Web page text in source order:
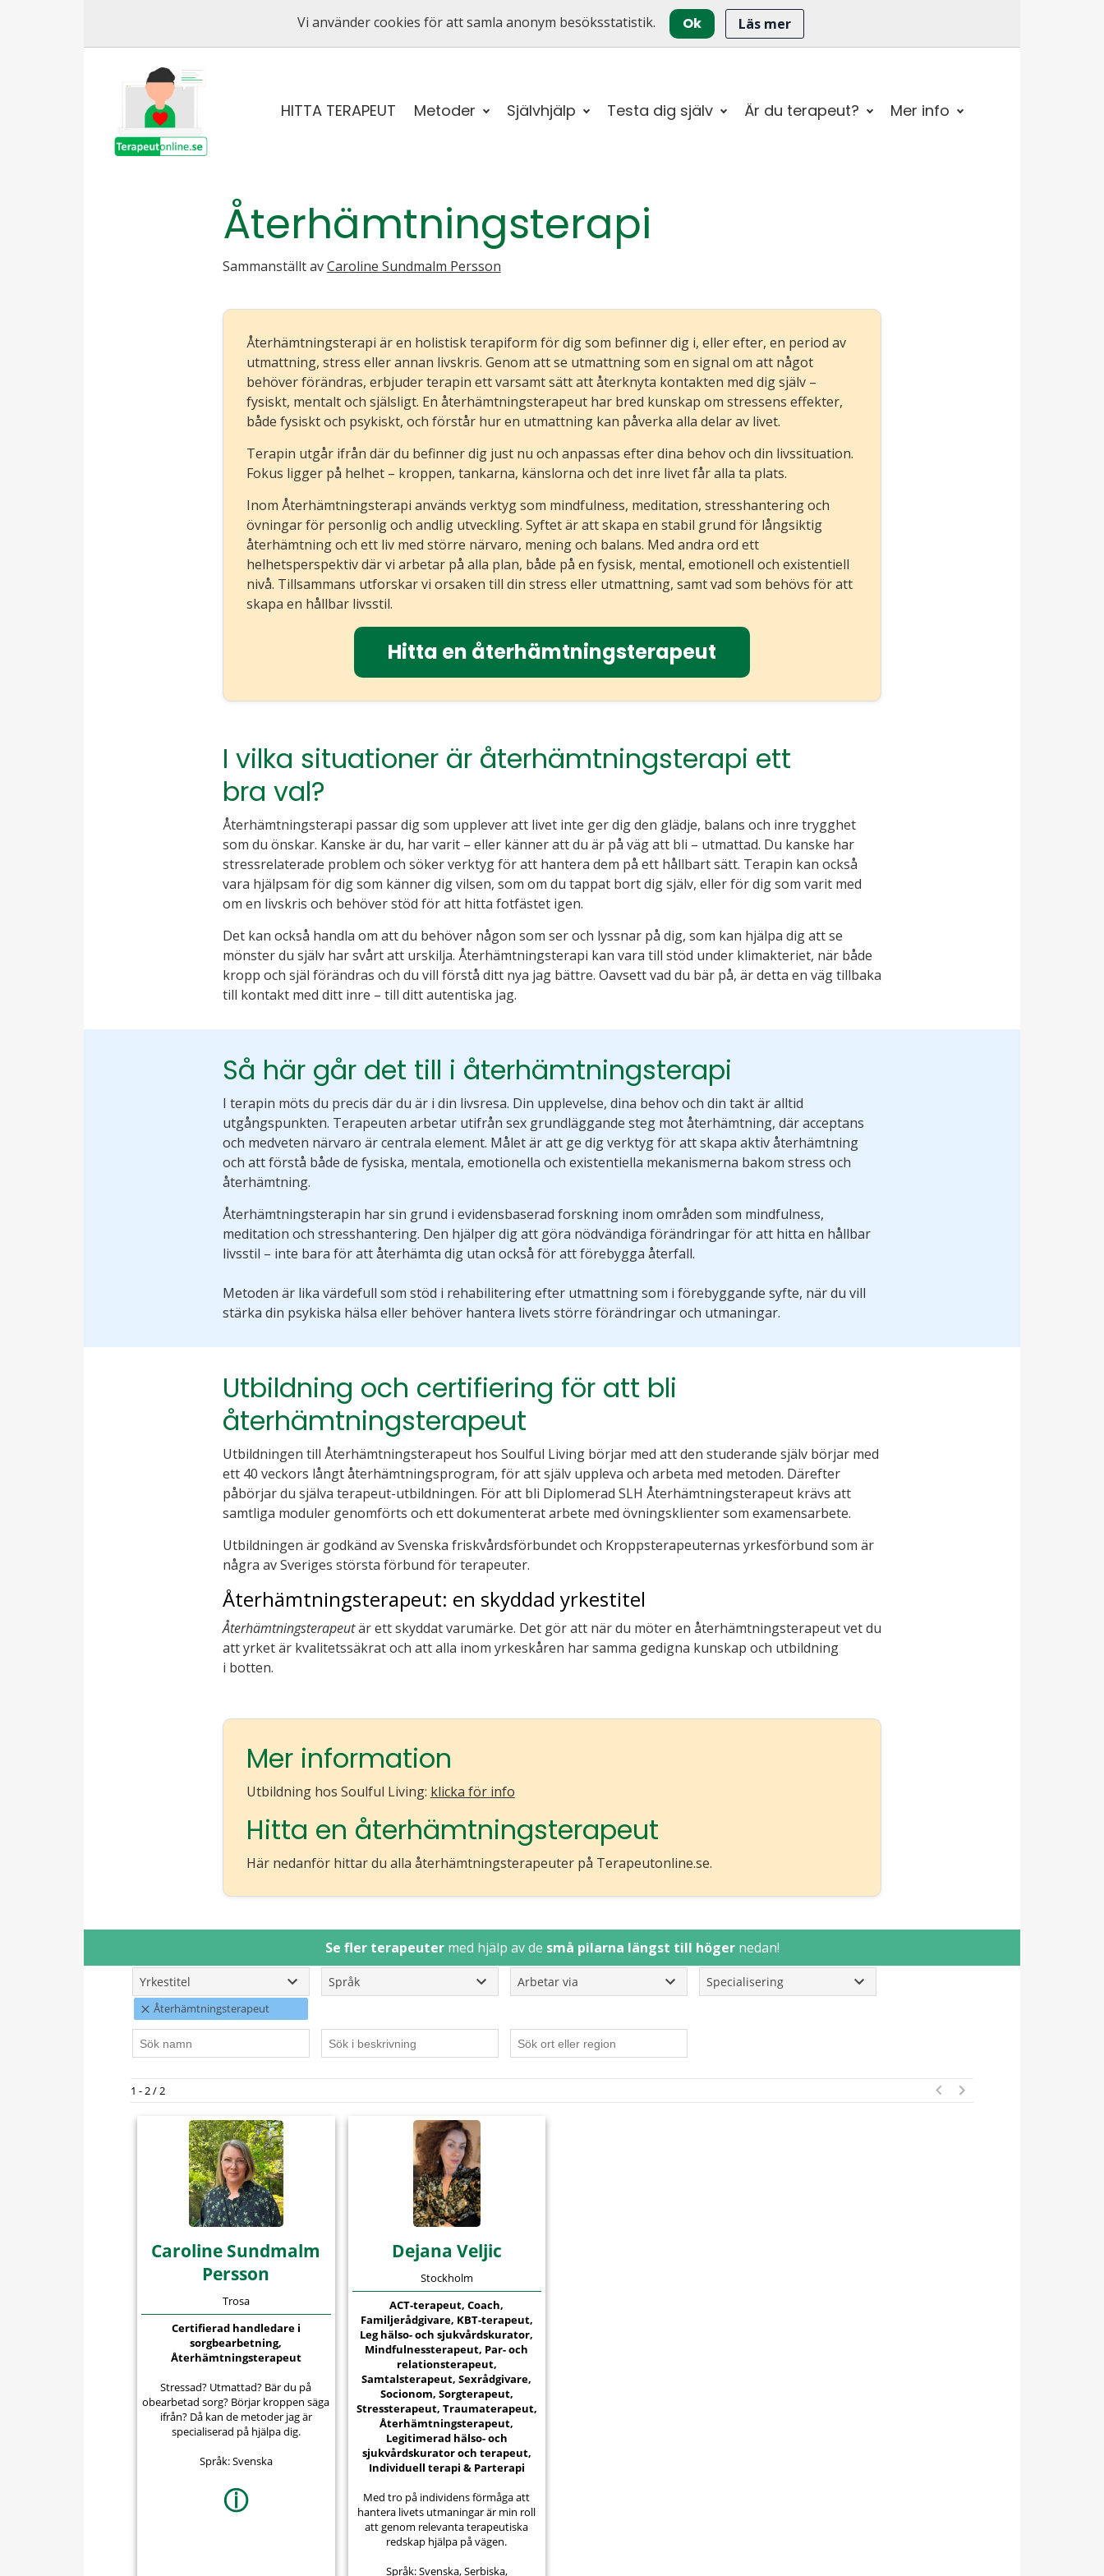
Vi använder cookies för att samla anonym besöksstatistik. Ok Läs mer
HITTA TERAPEUT Metoder Självhjälp Testa dig själv Är du terapeut? Mer info
Återhämtningsterapi
Sammanställt avCaroline Sundmalm Persson
Återhämtningsterapi är en holistisk terapiform för dig som befinner dig i, eller efter, en period av
utmattning, stress eller annan livskris. Genom att se utmattning som en signal om att något
behöver förändras, erbjuder terapin ett varsamt sätt att återknyta kontakten med dig själv –
fysiskt, mentalt och själsligt. En återhämtningsterapeut har bred kunskap om stressens effekter,
både fysiskt och psykiskt, och förstår hur en utmattning kan påverka alla delar av livet.
Terapin utgår ifrån där du befinner dig just nu och anpassas efter dina behov och din livssituation.
Fokus ligger på helhet – kroppen, tankarna, känslorna och det inre livet får alla ta plats.
Inom Återhämtningsterapi används verktyg som mindfulness, meditation, stresshantering och
övningar för personlig och andlig utveckling. Syftet är att skapa en stabil grund för långsiktig
återhämtning och ett liv med större närvaro, mening och balans. Med andra ord ett
helhetsperspektiv där vi arbetar på alla plan, både på en fysisk, mental, emotionell och existentiell
nivå. Tillsammans utforskar vi orsaken till din stress eller utmattning, samt vad som behövs för att
skapa en hållbar livsstil.
Hitta en återhämtningsterapeut
I vilka situationer är återhämtningsterapi ett
bra val?
Återhämtningsterapi passar dig som upplever att livet inte ger dig den glädje, balans och inre trygghet
som du önskar. Kanske är du, har varit – eller känner att du är på väg att bli – utmattad. Du kanske har
stressrelaterade problem och söker verktyg för att hantera dem på ett hållbart sätt. Terapin kan också
vara hjälpsam för dig som känner dig vilsen, som om du tappat bort dig själv, eller för dig som varit med
om en livskris och behöver stöd för att hitta fotfästet igen.
Det kan också handla om att du behöver någon som ser och lyssnar på dig, som kan hjälpa dig att se
mönster du själv har svårt att urskilja. Återhämtningsterapi kan vara till stöd under klimakteriet, när både
kropp och själ förändras och du vill förstå ditt nya jag bättre. Oavsett vad du bär på, är detta en väg tillbaka
till kontakt med ditt inre – till ditt autentiska jag.
Så här går det till i återhämtningsterapi
I terapin möts du precis där du är i din livsresa. Din upplevelse, dina behov och din takt är alltid
utgångspunkten. Terapeuten arbetar utifrån sex grundläggande steg mot återhämtning, där acceptans
och medveten närvaro är centrala element. Målet är att ge dig verktyg för att skapa aktiv återhämtning
och att förstå både de fysiska, mentala, emotionella och existentiella mekanismerna bakom stress och
återhämtning.
Återhämtningsterapin har sin grund i evidensbaserad forskning inom områden som mindfulness,
meditation och stresshantering. Den hjälper dig att göra nödvändiga förändringar för att hitta en hållbar
livsstil – inte bara för att återhämta dig utan också för att förebygga återfall.
Metoden är lika värdefull som stöd i rehabilitering efter utmattning som i förebyggande syfte, när du vill
stärka din psykiska hälsa eller behöver hantera livets större förändringar och utmaningar.
Utbildning och certifiering för att bli
återhämtningsterapeut
Utbildningen till Återhämtningsterapeut hos Soulful Living börjar med att den studerande själv börjar med
ett 40 veckors långt återhämtningsprogram, för att själv uppleva och arbeta med metoden. Därefter
påbörjar du själva terapeut-utbildningen. För att bli Diplomerad SLH Återhämtningsterapeut krävs att
samtliga moduler genomförts och ett dokumenterat arbete med övningsklienter som examensarbete.
Utbildningen är godkänd av Svenska friskvårdsförbundet och Kroppsterapeuternas yrkesförbund som är
några av Sveriges största förbund för terapeuter.
Återhämtningsterapeut: en skyddad yrkestitel
Återhämtningsterapeutär ett skyddat varumärke. Det gör att när du möter en återhämtningsterapeut vet du
att yrket är kvalitetssäkrat och att alla inom yrkeskåren har samma gedigna kunskap och utbildning
i botten.
Mer information
Utbildning hos Soulful Living: klicka för info
Hitta en återhämtningsterapeut
Här nedanför hittar du alla återhämtningsterapeuter på Terapeutonline.se.
Se fler terapeuter med hjälp av de små pilarna längst till höger nedan!